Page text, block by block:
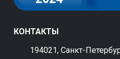
КОНТАКТЫ
194021, Санкт-